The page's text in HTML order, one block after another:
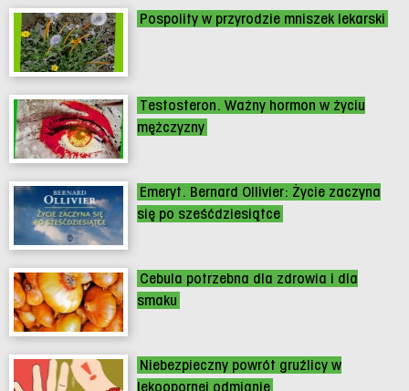
Pospolity w przyrodzie mniszek lekarski
Testosteron. Ważny hormon w życiu
mężczyzny
Emeryt. Bernard Ollivier: Życie zaczyna
się po sześćdziesiątce
Cebula potrzebna dla zdrowia i dla
smaku
Niebezpieczny powrót gruźlicy w
lekoopornej odmianie